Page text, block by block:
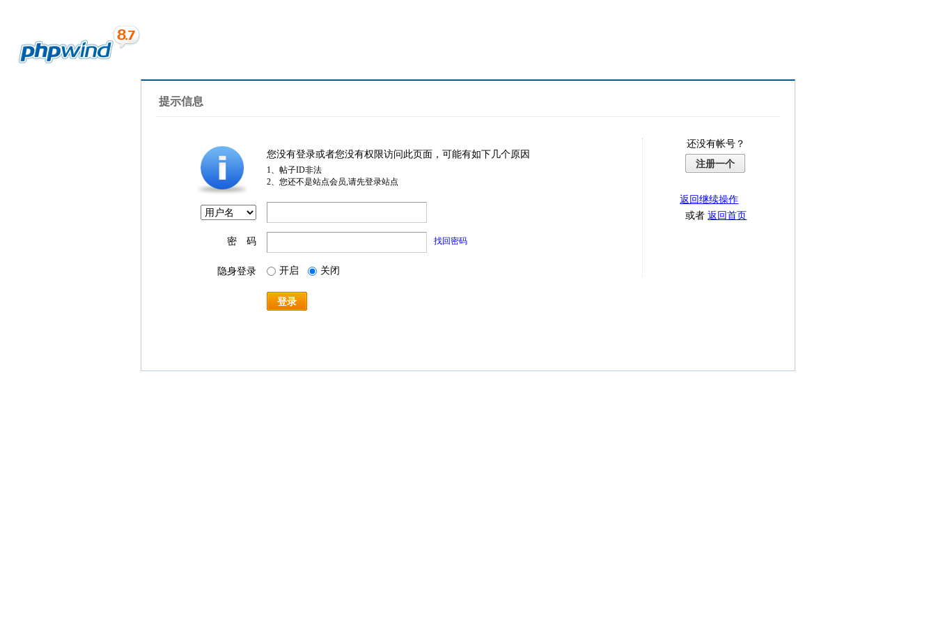
提示信息
您没有登录或者您没有权限访问此页面，可能有如下几个原因
1、帖子ID非法
2、您还不是站点会员,请先登录站点
密 码 找回密码
隐身登录 开启 关闭
登录
还没有帐号？
注册一个
返回继续操作
或者返回首页